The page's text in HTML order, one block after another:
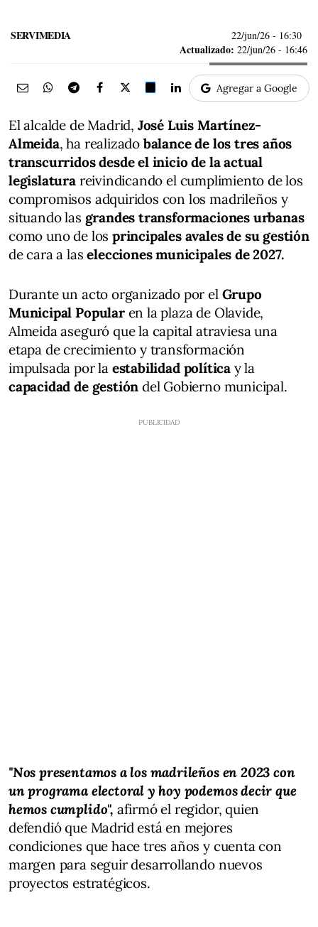
SERVIMEDIA 22/jun/26 - 16:30
Actualizado: 22/jun/26 - 16:46
Agregar a Google
El alcalde de Madrid, José Luis Martínez-
Almeida, ha realizado balance de los tres años
transcurridos desde el inicio de la actual
legislatura reivindicando el cumplimiento de los
compromisos adquiridos con los madrileños y
situando las grandes transformaciones urbanas
como uno de los principales avales de su gestión
de cara a las elecciones municipales de 2027.
Durante un acto organizado por el Grupo
Municipal Popularen la plaza de Olavide,
Almeida aseguró que la capital atraviesa una
etapa de crecimiento y transformación
impulsada por la estabilidad políticay la
capacidad de gestión del Gobierno municipal.
"Nos presentamos a los madrileños en 2023 con
un programa electoral y hoy podemos decir que
hemos cumplido", afirmó el regidor, quien
defendió que Madrid está en mejores
condiciones que hace tres años y cuenta con
margen para seguir desarrollando nuevos
proyectos estratégicos.